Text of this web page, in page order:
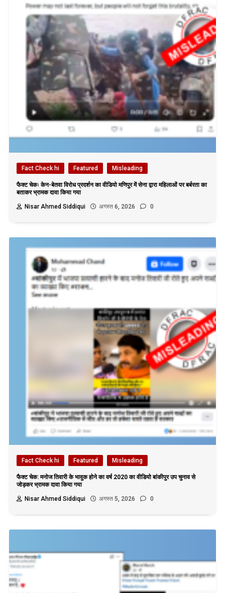
Fact Check hi Featured Misleading
फैक्ट चेकः केन-बेतवा विरोध प्रदर्शन का वीडियो मणिपुर में सेना द्वारा महिलाओं पर बर्बरता का
बताकर भ्रामक दावा किया गया
Nisar Ahmed Siddiqui
अगस्त 6, 2026 0
Fact Check hi Featured Misleading
फैक्ट चेक: मनोज तिवारी के भावुक होने का वर्ष 2020 का वीडियो बांकीपुर उप चुनाव से
जोड़कर भ्रामक दावा किया गया
Nisar Ahmed Siddiqui
अगस्त 5, 2026 0